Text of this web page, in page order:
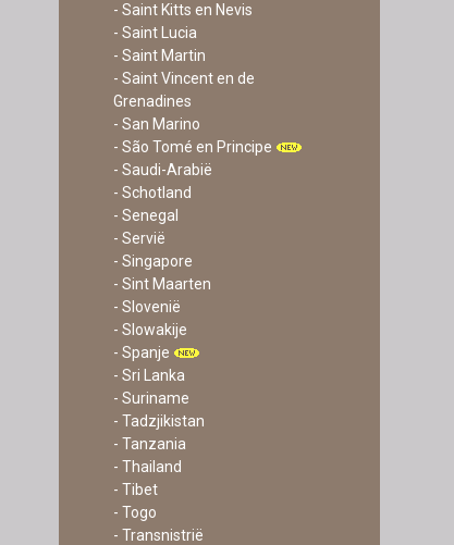
- Saint Kitts en Nevis
- Saint Lucia
- Saint Martin
- Saint Vincent en de
Grenadines
- San Marino
- São Tomé en Principe
- Saudi-Arabië
- Schotland
- Senegal
- Servië
- Singapore
- Sint Maarten
- Slovenië
- Slowakije
- Spanje
- Sri Lanka
- Suriname
- Tadzjikistan
- Tanzania
- Thailand
- Tibet
- Togo
- Transnistrië